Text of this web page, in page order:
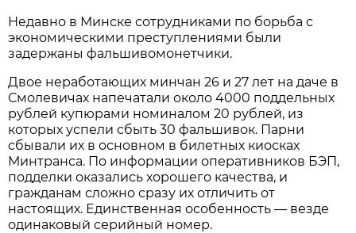
Недавно в Минске сотрудниками по борьба с
экономическими преступлениями были
задержаны фальшивомонетчики.
Двое неработающих минчан 26 и 27 лет на даче в
Смолевичах напечатали около 4000 поддельных
рублей купюрами номиналом 20 рублей, из
которых успели сбыть 30 фальшивок. Парни
сбывали их в основном в билетных киосках
Минтранса. По информации оперативников БЭП,
подделки оказались хорошего качества, и
гражданам сложно сразу их отличить от
настоящих. Единственная особенность — везде
одинаковый серийный номер.